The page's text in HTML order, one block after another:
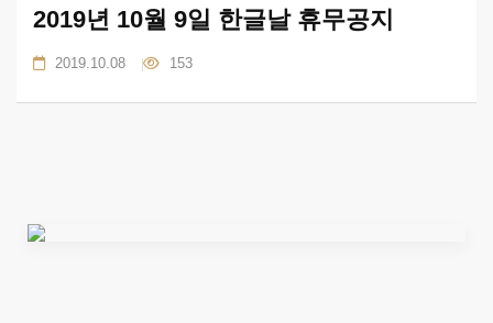
2019년 10월 9일 한글날 휴무공지
2019.10.08 153